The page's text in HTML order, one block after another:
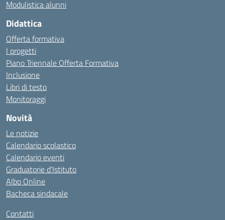
Modulistica alunni
Didattica
Offerta formativa
I progetti
Piano Triennale Offerta Formativa
Inclusione
Libri di testo
Monitoraggi
Novità
Le notizie
Calendario scolastico
Calendario eventi
Graduatorie d’Istituto
Albo Online
Bacheca sindacale
Contatti